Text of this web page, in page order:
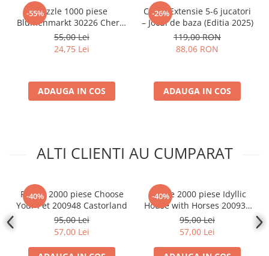
Book Nooks
Hello Kitty - Produse Oficiale
Trading Card Games
DragonBallZ
Pokemon TCG
Digimon Card Game
Cardfight!! Vanguard
Weis Schwarz
Flesh and Blood
-55%Puzzle 1000 piese
Blumenmarkt 30226 Cherry
Pazzi
55,00 Lei
24,75 Lei
ADAUGA IN COS
-26%
Catan Extensie 5-6 jucatori
– Jocul de baza (Editia 2025)
119,00 RON
88,06 RON
ADAUGA IN COS
ALTI CLIENTI AU CUMPARAT
-40%
Puzzle 2000 piese Choose
Your Pet 200948 Castorland
95,00 Lei
57,00 Lei
-40%
Puzzle 2000 piese Idyllic
House with Horses 200931
Castorland
95,00 Lei
57,00 Lei